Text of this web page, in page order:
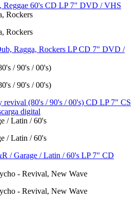
Reggae 60's CD LP 7" DVD / VHS
Rockers
Rockers
Ragga, Rockers LPCD 7" DVD /
/ 90's / 00's)
/ 90's / 00's)
revival (80's / 90's / 00's) CD LP 7" CS
digital
/ Latin / 60's
/ Latin / 60's
/ Garage / Latin / 60's LP 7" CD
- Revival, New Wave
- Revival, New Wave